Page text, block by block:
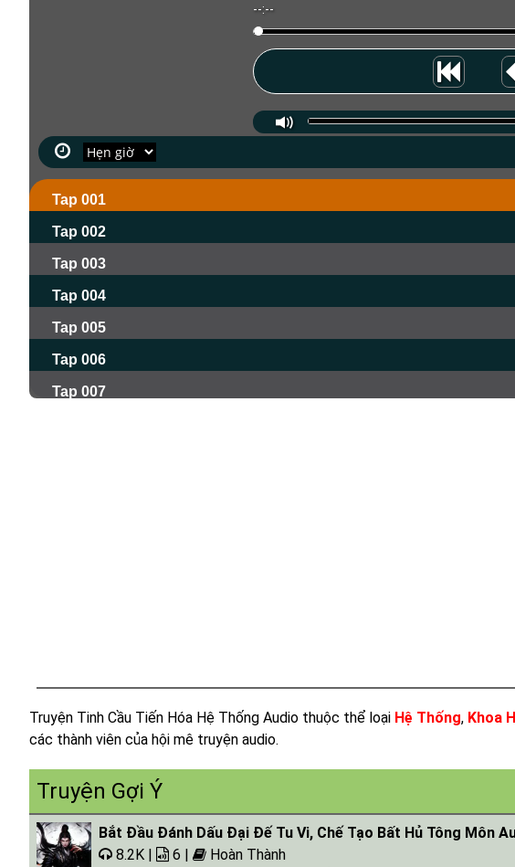
--:--
Tap 001
Tap 002
Tap 003
Tap 004
Tap 005
Tap 006
Tap 007
Truyện Tinh Cầu Tiến Hóa Hệ Thống Audio thuộc thể loại Hệ Thống, Khoa
các thành viên của hội mê truyện audio.
Truyện Gợi Ý
Bắt Đầu Đánh Dấu Đại Đế Tu Vi, Chế Tạo Bất Hủ Tông Môn
8.2K |
6 |
Hoàn Thành